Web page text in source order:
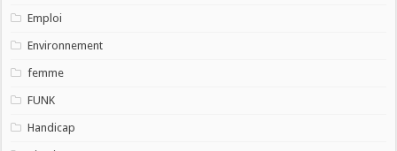
Emploi
Environnement
femme
FUNK
Handicap